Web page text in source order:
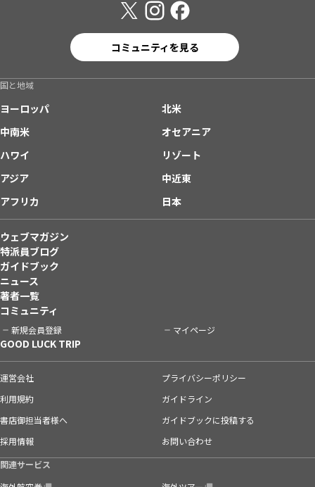
コミュニティを見る
国と地域
ヨーロッパ
北米
中南米
オセアニア
ハワイ
リゾート
アジア
中近東
アフリカ
日本
ウェブマガジン
特派員ブログ
ガイドブック
ニュース
著者一覧
コミュニティ
新規会員登録 マイページ
GOOD LUCK TRIP
運営会社
プライバシーポリシー
利用規約
ガイドライン
書店御担当者様へ
ガイドブックに投稿する
採用情報
お問い合わせ
関連サービス